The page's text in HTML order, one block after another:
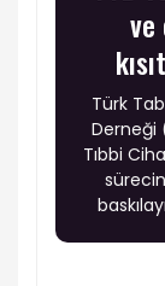
ve
Türk
Derneği
Tıbbi